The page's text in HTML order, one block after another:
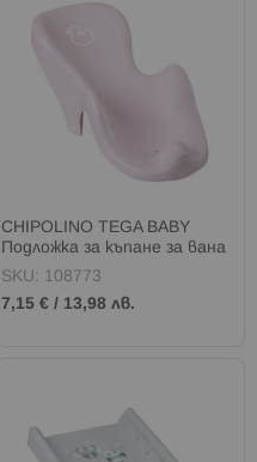
CHIPOLINO TEGA BABY
Подложка за къпане за вана
ПАТЕ РОЗОВО
SKU: 108773
7,15 € / 13,98 лв.